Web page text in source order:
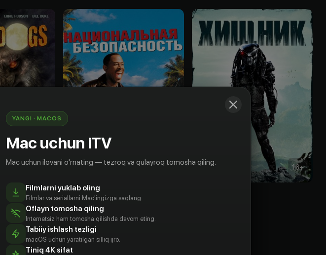
18 + 18+
Obuna
16+
YANGI · MACOS
Mac uchun iTV
Mac uchun ilovani o'rnating — tezroq va qulayroq tomosha qiling.
Filmlarni yuklab oling
Filmlar va seriallarni Mac'ingizga saqlang.
Oflayn tomosha qiling
Internetsiz ham tomosha qilishda davom eting.
Tabiiy ishlash tezligi
macOS uchun yaratilgan silliq ijro.
Tiniq 4K sifat